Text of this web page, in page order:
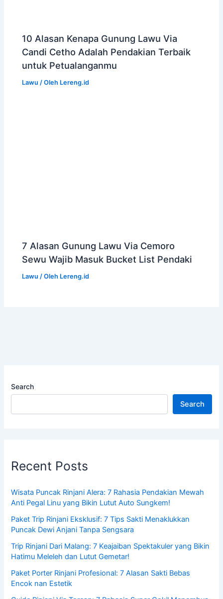
10 Alasan Kenapa Gunung Lawu Via
Candi Cetho Adalah Pendakian Terbaik
untuk Petualanganmu
Lawu / Oleh Lereng.id
7 Alasan Gunung Lawu Via Cemoro
Sewu Wajib Masuk Bucket List Pendaki
Lawu / Oleh Lereng.id
Search
Search
Recent Posts
Wisata Puncak Rinjani Alera: 7 Rahasia Pendakian Mewah
Anti Pegal Linu yang Bikin Lutut Auto Sungkem!
Paket Trip Rinjani Eksklusif: 7 Tips Sakti Menaklukkan
Puncak Dewi Anjani Tanpa Sengsara
Trip Rinjani Dari Malang: 7 Keajaiban Spektakuler yang Bikin
Hatimu Meleleh dan Lutut Gemetar!
Paket Porter Rinjani Profesional: 7 Alasan Sakti Bebas
Encok nan Estetik